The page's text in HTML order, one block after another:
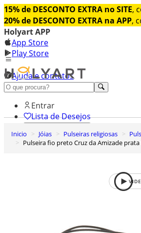
15% de DESCONTO EXTRA no SITE,
20% de DESCONTO EXTRA na APP,
Holyart APP
App Store
Play Store
Ajuda e contatos
Conheça premium
Entrar
Lista de Desejos
0
Carrinho de Compras
Inicio Jóias Pulseiras religiosas
Pulseira fio preto Cruz da Amizade prata